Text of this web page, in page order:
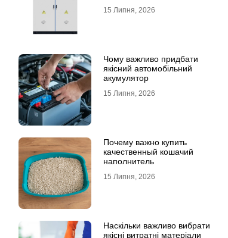
15 Липня, 2026
Чому важливо придбати
якісний автомобільний
акумулятор
15 Липня, 2026
Почему важно купить
качественный кошачий
наполнитель
15 Липня, 2026
Наскільки важливо вибрати
якісні витратні матеріали